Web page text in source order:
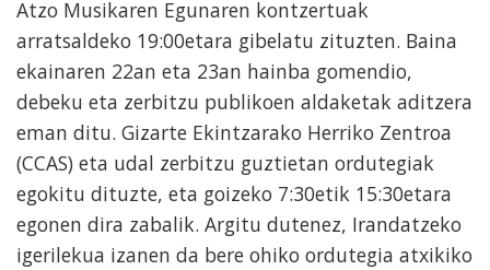
Atzo Musikaren Egunaren kontzertuak
arratsaldeko 19:00etara gibelatu zituzten. Baina
ekainaren 22an eta 23an hainba gomendio,
debeku eta zerbitzu publikoen aldaketak aditzera
eman ditu. Gizarte Ekintzarako Herriko Zentroa
(CCAS) eta udal zerbitzu guztietan ordutegiak
egokitu dituzte, eta goizeko 7:30etik 15:30etara
egonen dira zabalik. Argitu dutenez, Irandatzeko
igerilekua izanen da bere ohiko ordutegia atxikiko